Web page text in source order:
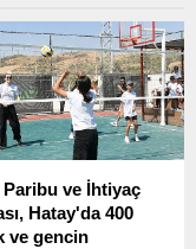
Paribu ve İhtiyaç
Hatay'da 400
ve gencin